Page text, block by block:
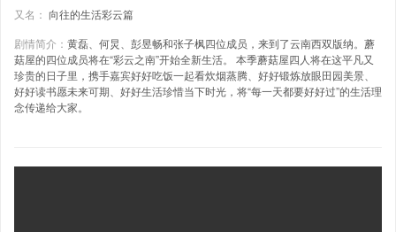
又名： 向往的生活彩云篇
剧情简介： 黄磊、何炅、彭昱畅和张子枫四位成员，来到了云南西双版纳。蘑
菇屋的四位成员将在“彩云之南”开始全新生活。 本季蘑菇屋四人将在这平凡又
珍贵的日子里，携手嘉宾好好吃饭一起看炊烟蒸腾、好好锻炼放眼田园美景、
好好读书愿未来可期、好好生活珍惜当下时光，将“每一天都要好好过”的生活理
念传递给大家。